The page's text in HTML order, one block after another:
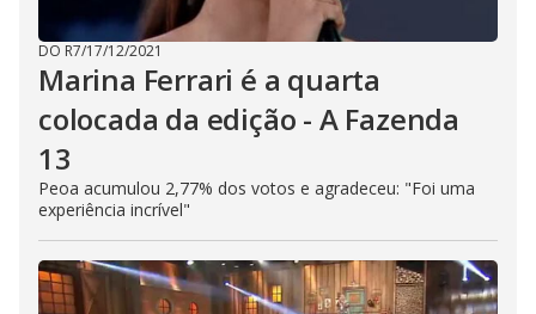
DO R7/17/12/2021
Marina Ferrari é a quarta
colocada da edição - A Fazenda
13
Peoa acumulou 2,77% dos votos e agradeceu: "Foi uma
experiência incrível"